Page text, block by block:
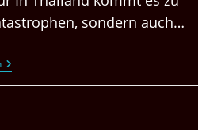
sondern auch…
Weltweite
Katastrophen.
Biden